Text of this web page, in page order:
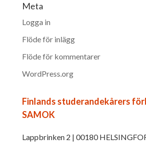
Meta
Logga in
Flöde för inlägg
Flöde för kommentarer
WordPress.org
Finlands studerandekårers
SAMOK
Lappbrinken 2 | 00180